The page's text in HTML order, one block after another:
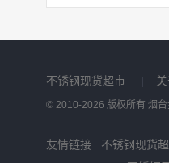
不锈钢现货超市 |
© 2010-2026 版权所有 烟
友情链接
不锈钢现货